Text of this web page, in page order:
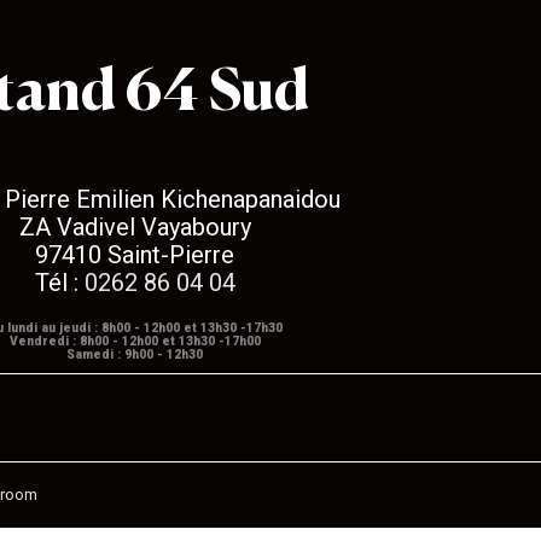
64 Sud
Emilien Kichenapanaidou
ZA Vadivel Vayaboury
97410 Saint-Pierre
Tél : 0262 86 04 04
lundi au jeudi : 8h00 - 12h00 et 13h30 -17h30
Vendredi : 8h00 - 12h00 et 13h30 -17h00
Samedi : 9h00 - 12h30